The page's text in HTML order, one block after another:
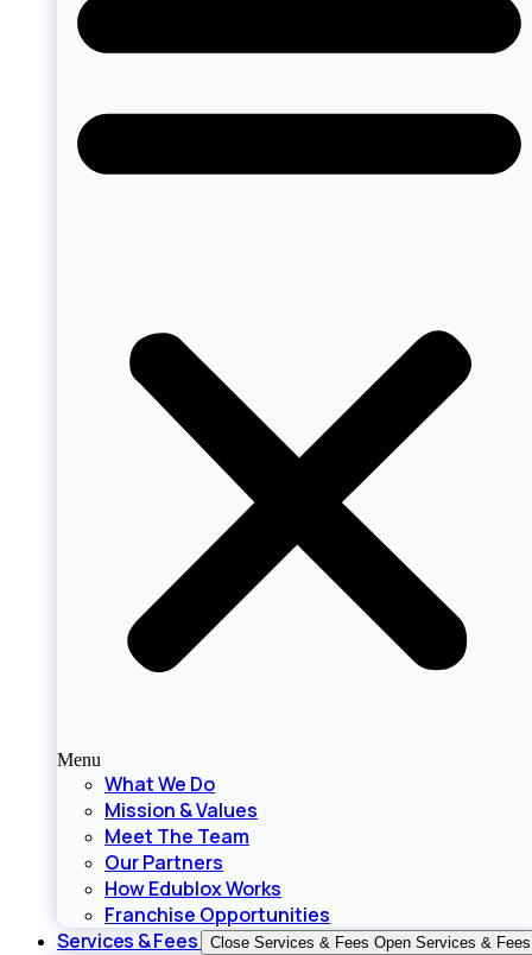
Menu
What We Do
Mission & Values
Meet The Team
Our Partners
How Edublox Works
Franchise Opportunities
Services & Fees
Close Services & Fees Open Services & Fees